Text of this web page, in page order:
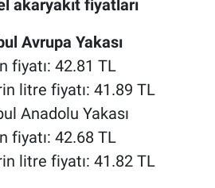
akaryakıt fiyatları
Avrupa Yakası
fiyatı: 42.81 TL
litre fiyatı: 41.89 TL
Anadolu Yakası
fiyatı: 42.68 TL
litre fiyatı: 41.82 TL